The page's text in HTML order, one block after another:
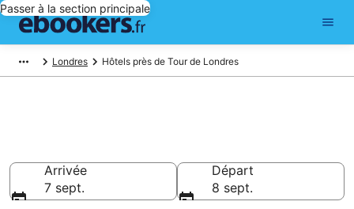
Passer à la section principale
Londres Hôtels près de Tour de Londres
Arrivée
7 sept.
Départ
8 sept.